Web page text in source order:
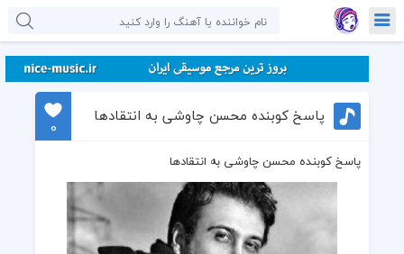
پاسخ کوبنده محسن چاوشی به انتقادها
0
پاسخ کوبنده محسن چاوشی به انتقادها